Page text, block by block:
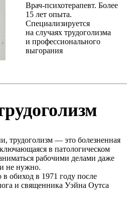
Врач-психотерапевт. Более
15 лет опыта.
Специализируется
на случаях трудоголизма
и профессионального
выгорания
трудоголизм — это болезненная
в патологическом
рабочими делами даже
и не нужно.
обиход в 1971 году после
и священника Уэйна Оутса